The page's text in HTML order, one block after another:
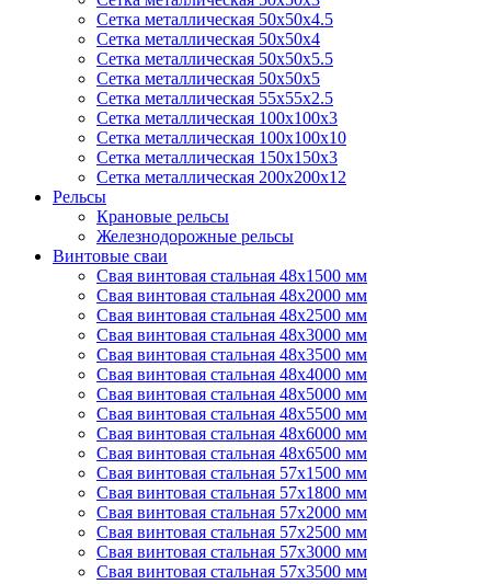
Сетка металлическая 50х50х4.5
Сетка металлическая 50х50х4
Сетка металлическая 50х50х5.5
Сетка металлическая 50х50х5
Сетка металлическая 55х55х2.5
Сетка металлическая 100х100х3
Сетка металлическая 100х100х10
Сетка металлическая 150х150х3
Сетка металлическая 200х200х12
Рельсы
Крановые рельсы
Железнодорожные рельсы
Винтовые сваи
Свая винтовая стальная 48х1500 мм
Свая винтовая стальная 48х2000 мм
Свая винтовая стальная 48х2500 мм
Свая винтовая стальная 48х3000 мм
Свая винтовая стальная 48х3500 мм
Свая винтовая стальная 48х4000 мм
Свая винтовая стальная 48х5000 мм
Свая винтовая стальная 48х5500 мм
Свая винтовая стальная 48х6000 мм
Свая винтовая стальная 48х6500 мм
Свая винтовая стальная 57х1500 мм
Свая винтовая стальная 57х1800 мм
Свая винтовая стальная 57х2000 мм
Свая винтовая стальная 57х2500 мм
Свая винтовая стальная 57х3000 мм
Свая винтовая стальная 57х3500 мм